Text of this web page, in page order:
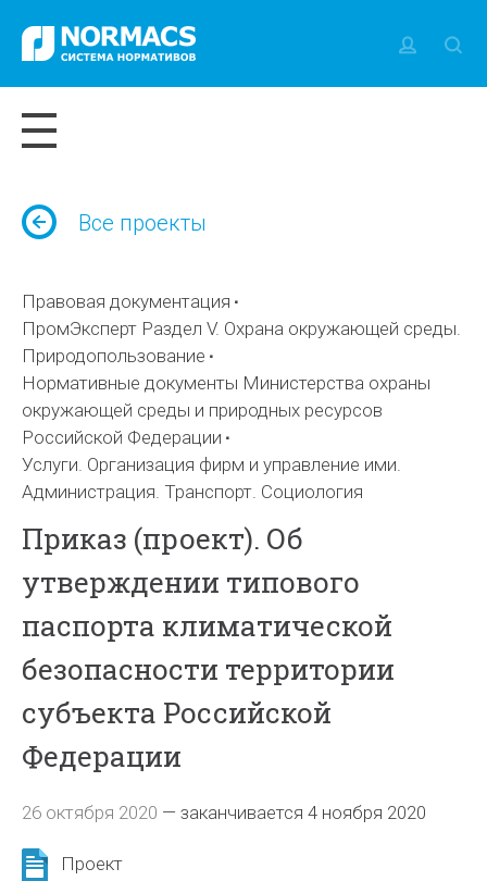
Все проекты
Правовая документация
ПромЭксперт Раздел V. Охрана окружающей среды.
Природопользование
Нормативные документы Министерства охраны
окружающей среды и природных ресурсов
Российской Федерации
Услуги. Организация фирм и управление ими.
Администрация. Транспорт. Социология
Приказ (проект). Об
утверждении типового
паспорта климатической
безопасности территории
субъекта Российской
Федерации
26 октября 2020 —заканчивается 4 ноября 2020
Проект